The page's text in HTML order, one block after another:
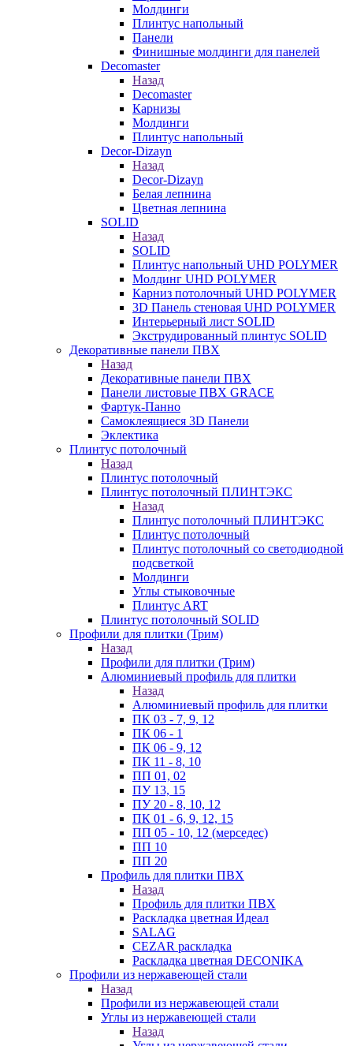
Молдинги
Плинтус напольный
Панели
Финишные молдинги для панелей
Decomaster
Назад
Decomaster
Карнизы
Молдинги
Плинтус напольный
Decor-Dizayn
Назад
Decor-Dizayn
Белая лепнина
Цветная лепнина
SOLID
Назад
SOLID
Плинтус напольный UHD POLYMER
Молдинг UHD POLYMER
Карниз потолочный UHD POLYMER
3D Панель стеновая UHD POLYMER
Интерьерный лист SOLID
Экструдированный плинтус SOLID
Декоративные панели ПВХ
Назад
Декоративные панели ПВХ
Панели листовые ПВХ GRACE
Фартук-Панно
Самоклеящиеся 3D Панели
Эклектика
Плинтус потолочный
Назад
Плинтус потолочный
Плинтус потолочный ПЛИНТЭКС
Назад
Плинтус потолочный ПЛИНТЭКС
Плинтус потолочный
Плинтус потолочный со светодиодной
подсветкой
Молдинги
Углы стыковочные
Плинтус ART
Плинтус потолочный SOLID
Профили для плитки (Трим)
Назад
Профили для плитки (Трим)
Алюминиевый профиль для плитки
Назад
Алюминиевый профиль для плитки
ПК 03 - 7, 9, 12
ПК 06 - 1
ПК 06 - 9, 12
ПК 11 - 8, 10
ПП 01, 02
ПУ 13, 15
ПУ 20 - 8, 10, 12
ПК 01 - 6, 9, 12, 15
ПП 05 - 10, 12 (мерседес)
ПП 10
ПП 20
Профиль для плитки ПВХ
Назад
Профиль для плитки ПВХ
Раскладка цветная Идеал
SALAG
CEZAR раскладка
Раскладка цветная DECONIKA
Профили из нержавеющей стали
Назад
Профили из нержавеющей стали
Углы из нержавеющей стали
Назад